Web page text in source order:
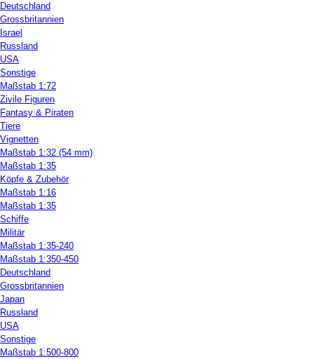
Deutschland
Grossbritannien
Israel
Russland
USA
Sonstige
Maßstab 1:72
Zivile Figuren
Fantasy & Piraten
Tiere
Vignetten
Maßstab 1:32 (54 mm)
Maßstab 1:35
Köpfe & Zubehör
Maßstab 1:16
Maßstab 1:35
Schiffe
Militär
Maßstab 1:35-240
Maßstab 1:350-450
Deutschland
Grossbritannien
Japan
Russland
USA
Sonstige
Maßstab 1:500-800